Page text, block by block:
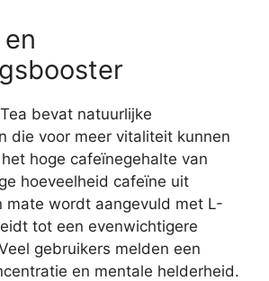
bevat natuurlijke
die voor meer vitaliteit kunnen
hoge cafeïnegehalte van
hoeveelheid cafeïne uit
mate wordt aangevuld met L-
tot een evenwichtigere
gebruikers melden een
en mentale helderheid.